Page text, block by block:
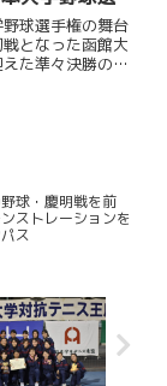
日本体育大学
球選手権の舞台
となった函館大
た準々決勝の相
球・慶明戦を前
ストレーションを
ス